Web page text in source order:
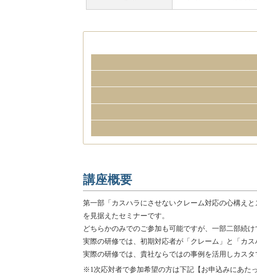
講座概要
第一部「カスハラにさせないクレーム対応の心構え
を見据えたセミナーです。
どちらかのみでのご参加も可能ですが、一部二部続
実際の研修では、初期対応者が「クレーム」と「カ
実際の研修では、貴社ならではの事例を活用しカス
※1次応対者で参加希望の方は下記【お申込みにあた